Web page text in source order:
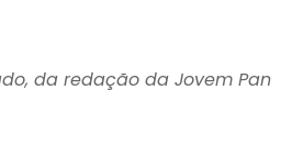
da redação da Jovem Pan